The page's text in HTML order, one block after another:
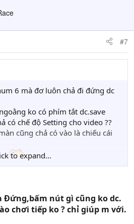
#7
6 mà đơ luôn chả đi đứng dc
ko có phím tắt dc.save
có chế độ Setting cho video ??
cũng chả có vào là chiếu cái
to expand...
Đứng,bấm nút gì cũng ko dc.
chơi tiếp ko ? chỉ giúp m với.